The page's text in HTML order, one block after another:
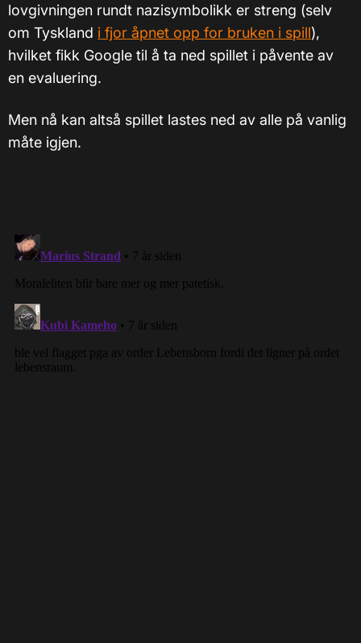
lovgivningen rundt nazisymbolikk er streng (selv
om Tyskland i fjor åpnet opp for bruken i spill),
hvilket fikk Google til å ta ned spillet i påvente av
en evaluering.
Men nå kan altså spillet lastes ned av alle på vanlig
måte igjen.